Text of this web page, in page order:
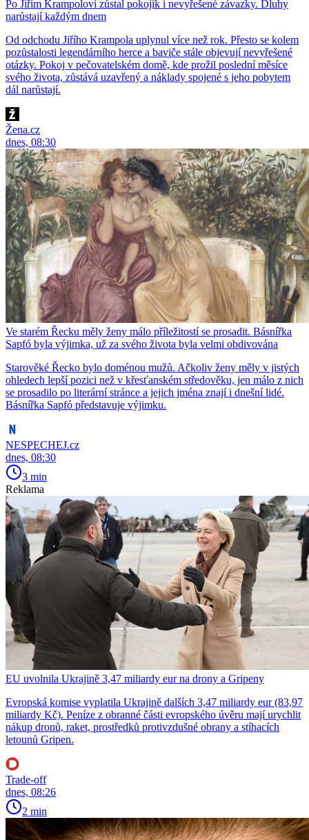
Po Jiřím Krampolovi zůstal pokojík i nevyřešené závazky. Dluhy
narůstají každým dnem
Od odchodu Jiřího Krampola uplynul více než rok. Přesto se kolem
pozůstalosti legendárního herce a baviče stále objevují nevyřešené
otázky. Pokoj v pečovatelském domě, kde prožil poslední měsíce
svého života, zůstává uzavřený a náklady spojené s jeho pobytem
dál narůstají.
Žena.cz
dnes, 08:30
Ve starém Řecku měly ženy málo příležitostí se prosadit. Básnířka
Sapfó byla výjimka, už za svého života byla velmi obdivována
Starověké Řecko bylo doménou mužů. Ačkoliv ženy měly v jistých
ohledech lepší pozici než v křesťanském středověku, jen málo z nich
se prosadilo po literární stránce a jejich jména znají i dnešní lidé.
Básnířka Sapfó představuje výjimku.
NESPECHEJ.cz
dnes, 08:30
3 min
Reklama
EU uvolnila Ukrajině 3,47 miliardy eur na drony a Gripeny
Evropská komise vyplatila Ukrajině dalších 3,47 miliardy eur (83,97
miliardy Kč). Peníze z obranné části evropského úvěru mají urychlit
nákup dronů, raket, prostředků protivzdušné obrany a stíhacích
letounů Gripen.
Trade-off
dnes, 08:26
2 min